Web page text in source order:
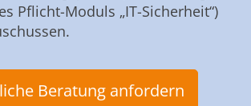
Pflicht-Moduls „IT-Sicherheit“)
Beratung anfordern